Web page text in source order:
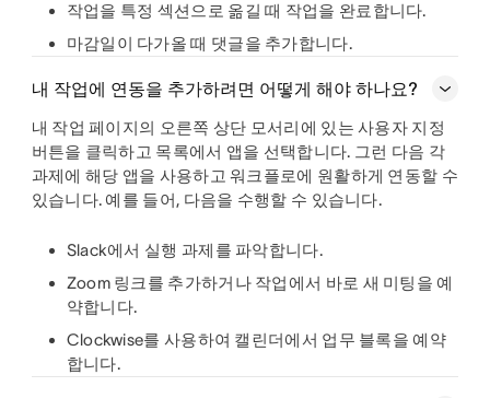
작업을 특정 섹션으로 옮길 때 작업을 완료합니다.
마감일이 다가올 때 댓글을 추가합니다.
내 작업에 연동을 추가하려면 어떻게 해야 하나요?
내 작업 페이지의 오른쪽 상단 모서리에 있는사용자 지정
버튼을 클릭하고 목록에서 앱을 선택합니다. 그런 다음 각
과제에 해당 앱을 사용하고 워크플로에 원활하게 연동할 수
있습니다. 예를 들어, 다음을 수행할 수 있습니다.
Slack에서 실행 과제를 파악합니다.
Zoom 링크를 추가하거나 작업에서 바로 새 미팅을 예
약합니다.
Clockwise를 사용하여 캘린더에서 업무 블록을 예약
합니다.